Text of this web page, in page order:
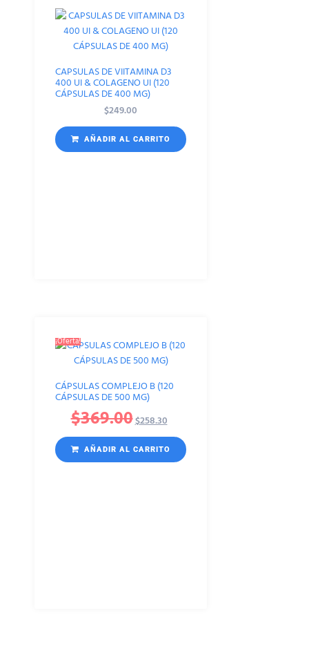
CAPSULAS DE VIITAMINA D3
400 UI & COLAGENO UI (120
CÁPSULAS DE 400 MG)
$249.00
AÑADIR AL CARRITO
¡Oferta!
CÁPSULAS COMPLEJO B (120
CÁPSULAS DE 500 MG)
$369.00$258.30
AÑADIR AL CARRITO